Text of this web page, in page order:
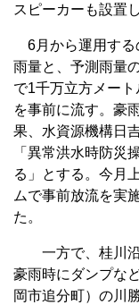
スピーカーも設置し
6月から運用する
雨量と、予測雨量
で1千万立方メー
を事前に流す。豪
果、水資源機構日
「異常洪水時防災
る」とする。今月
ムで事前放流を実
た。
一方で、桂川沿
豪雨時にダンプな
岡市追分町）の川